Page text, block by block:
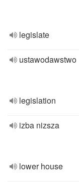
legislate
ustawodawstwo
legislation
izba nizsza
lower house